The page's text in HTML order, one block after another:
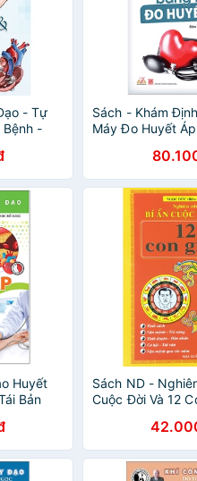
- Tự
Bệnh -
Sách - Khám
Máy Đo Huyết Áp
Huyết
Bản
Sách ND -
Cuộc Đời Và 12